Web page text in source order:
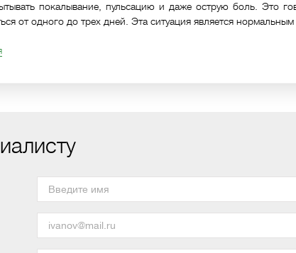
покалывание, пульсацию и даже острую боль. Это
от одного до трех дней. Эта ситуация является